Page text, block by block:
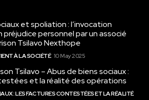
et spoliation : l’invocation
personnel par un associé
Tsilavo Nexthope
À LA SOCIÉTÉ 10 May 2025
Tsilavo – Abus de biens sociaux :
et la réalité des opérations
: LES FACTURES CONTESTÉES ET LA RÉALITÉ